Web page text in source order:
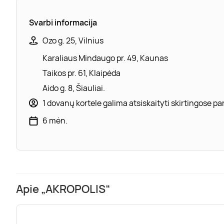
Svarbi informacija
Ozo g. 25, Vilnius
Karaliaus Mindaugo pr. 49, Kaunas
Taikos pr. 61, Klaipėda
Aido g. 8, Šiauliai.
1 dovanų kortele galima atsiskaityti skirtingose
6 mėn.
Apie „AKROPOLIS“